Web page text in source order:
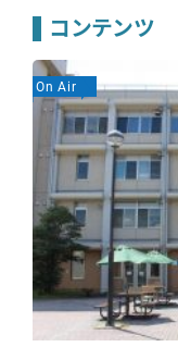
コンテンツ
On Air